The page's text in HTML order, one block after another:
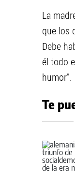
La
que los
Debe
él todo
humor”.
Te